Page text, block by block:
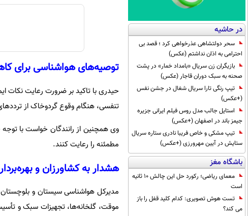
در حاشیه
سحر دولتشاهی عذرخواهی کرد ؛ قصد بی
احترامی به اذان نداشتم (عکس)
بازیگران زن سریال «بامداد خمار» در پشت
صحنه به سبک دوران قاجار (عکس)
تیپ رنگی تارا سریال شغال در جشن نفس
(+عکس)
استایل جالب مدل روس فیلم ایرانی جزیره
جیمز باند در اصفهان (+عکس)
تیپ مشکی و خاص فریبا نادری ستاره سریال
ستایش در آیین مهرورزی (+عکس)
باشگاه مغز
معمای ریاضی؛ رکورد حل این چالش 10 ثانیه
است
تست هوش تصویری: کدام کلید قفل را باز
می کند؟
توصیه‌های هواشناسی برای
حیدری با تاکید بر ضرورت رعایت نکات
تنفسی، هنگام وقوع گردوخاک از
وی همچنین از رانندگان خواست با
مطمئنه را رعایت کنند.
هشدار به کشاورزان و
مدیرکل هواشناسی سیستان و بلوچستان
موقت، گلخانه‌ها، تجهیزات سبک و